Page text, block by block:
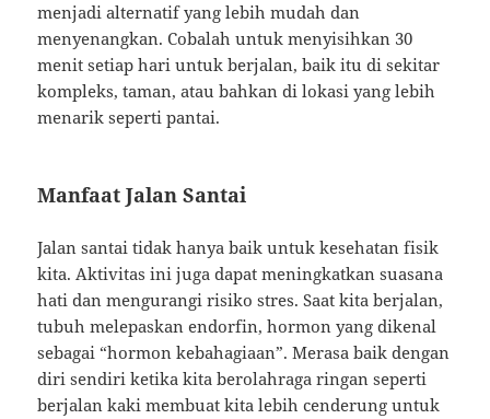
menjadi alternatif yang lebih mudah dan
menyenangkan. Cobalah untuk menyisihkan 30
menit setiap hari untuk berjalan, baik itu di sekitar
kompleks, taman, atau bahkan di lokasi yang lebih
menarik seperti pantai.
Manfaat Jalan Santai
Jalan santai tidak hanya baik untuk kesehatan fisik
kita. Aktivitas ini juga dapat meningkatkan suasana
hati dan mengurangi risiko stres. Saat kita berjalan,
tubuh melepaskan endorfin, hormon yang dikenal
sebagai “hormon kebahagiaan”. Merasa baik dengan
diri sendiri ketika kita berolahraga ringan seperti
berjalan kaki membuat kita lebih cenderung untuk